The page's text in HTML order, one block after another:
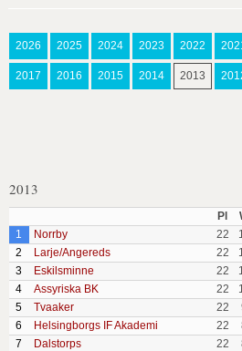
2026 2025 2024 2023 2022
2017 2016 2015 2014 2013
2013
Pl
1
Norrby 22
2
Larje/Angereds 22
3
Eskilsminne 22
4
Assyriska BK 22
5
Tvaaker 22
6
Helsingborgs IF Akademi 22
7
Dalstorps 22